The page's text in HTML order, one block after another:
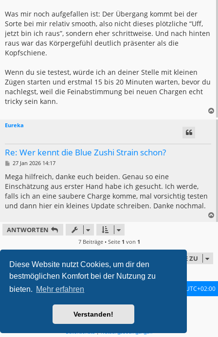
Diese Website nutzt Cookies, um dir den
bestmöglichen Komfort bei der Nutzung zu
bieten. Mehr erfahren
Verstanden!
Was mir noch aufgefallen ist: Der Übergang kommt bei der
Sorte bei mir relativ smooth, also nicht dieses plötzliche “Uff,
jetzt bin ich raus”, sondern eher schrittweise. Und nach hinten
raus war das Körpergefühl deutlich präsenter als die
Kopfschiene.
Wenn du sie testest, würde ich an deiner Stelle mit kleinen
Zügen starten und erstmal 15 bis 20 Minuten warten, bevor du
nachlegst, weil die Feinabstimmung bei neuen Chargen echt
tricky sein kann.
Eureka
Re: Wer kennt die Blue Zushi Strain schon?
B
i
t
r
a
g
27 Jan 2026 14:17
Mega hilfreich, danke euch beiden. Genau so eine
Einschätzung aus erster Hand habe ich gesucht. Ich werde,
falls ich an eine saubere Charge komme, mal vorsichtig testen
und dann hier ein kleines Update schreiben. Danke nochmal.
ANTWORTEN
7 Beiträge • Seite 1 von 1
GEHE ZU
Startseite Foren-Übersicht UTC+02:00
metrolike style byEric SeguinUpdated for phpBB3.2 by
Powered byphpBB® Forum Software © phpBB Limited
Deutsche Übersetzung durchphpBB.de